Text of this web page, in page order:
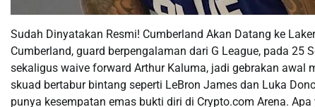
Sudah Dinyatakan Resmi! Cumberland Akan Datang ke
Cumberland, guard berpengalaman dari G League, pada
sekaligus waive forward Arthur Kaluma, jadi gebrakan
skuad bertabur bintang seperti LeBron James dan Luka
punya kesempatan emas bukti diri di Crypto.com Arena.